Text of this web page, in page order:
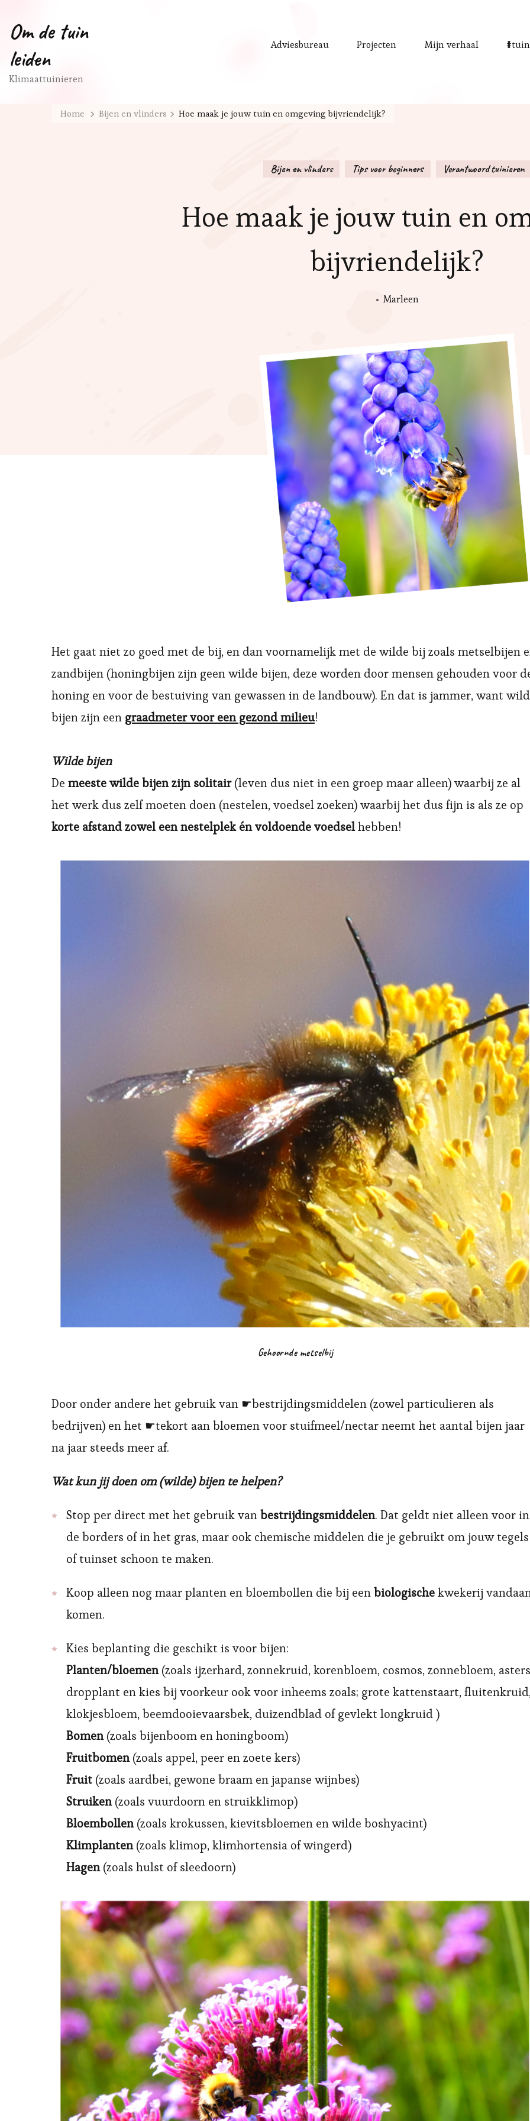
Adviesbureau Projecten Mijn verhaal
Om de tuin
leiden
Klimaattuinieren
Home Bijen en vlinders Hoe maak je jouw tuin en omgeving bijvriendelijk?
Bijen en vlinders Tips voor beginners Verantwoord tuinieren
Hoe maak je jouw tuin en
bijvriendelijk?
Marleen
Het gaat niet zo goed met de bij, en dan voornamelijk met de wilde bij zoals metselbijen
zandbijen (honingbijen zijn geen wilde bijen, deze worden door mensen gehouden voor
honing en voor de bestuiving van gewassen in de landbouw). En dat is jammer, want
bijen zijn een graadmeter voor een gezond milieu!
Wilde bijen
De meeste wilde bijen zijn solitair(leven dus niet in een groep maar alleen) waarbij ze al
het werk dus zelf moeten doen (nestelen, voedsel zoeken) waarbij het dus fijn is als ze op
korte afstand zowel een nestelplek én voldoende voedselhebben!
Gehoornde metselbij
Door onder andere het gebruik van ☛bestrijdingsmiddelen (zowel particulieren als
bedrijven) en het ☛tekort aan bloemen voor stuifmeel/nectar neemt het aantal bijen jaar
na jaar steeds meer af.
Wat kun jij doen om (wilde) bijen te helpen?
Stop per direct met het gebruik vanbestrijdingsmiddelen. Dat geldt niet alleen voor in
de borders of in het gras, maar ook chemische middelen die je gebruikt om jouw tegels
of tuinset schoon te maken.
Koop alleen nog maar planten en bloembollen die bij eenbiologischekwekerij
komen.
Kies beplanting die geschikt is voor bijen:
Planten/bloemen(zoals ijzerhard, zonnekruid, korenbloem, cosmos, zonnebloem,
dropplant en kies bij voorkeur ook voor inheems zoals; grote kattenstaart,
klokjesbloem, beemdooievaarsbek, duizendblad of gevlekt longkruid )
Bomen(zoals bijenboom en honingboom)
Fruitbomen(zoals appel, peer en zoete kers)
Fruit (zoals aardbei, gewone braam en japanse wijnbes)
Struiken(zoals vuurdoorn en struikklimop)
Bloembollen(zoals krokussen, kievitsbloemen en wilde boshyacint)
Klimplanten(zoals klimop, klimhortensia of wingerd)
Hagen(zoals hulst of sleedoorn)